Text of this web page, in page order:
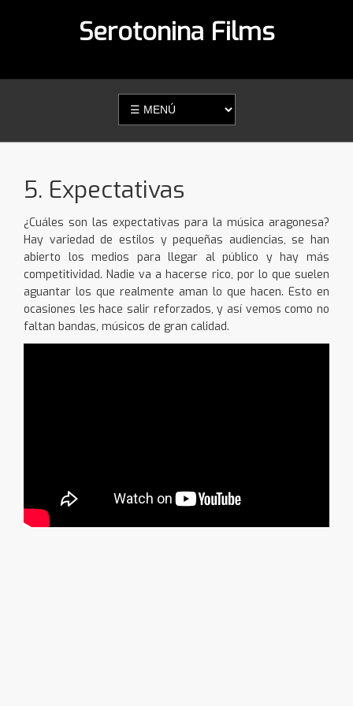
Serotonina Films
5. Expectativas
¿Cuáles son las expectativas para la música aragonesa?
Hay variedad de estilos y pequeñas audiencias, se han
abierto los medios para llegar al público y hay más
competitividad. Nadie va a hacerse rico, por lo que suelen
aguantar los que realmente aman lo que hacen. Esto en
ocasiones les hace salir reforzados, y así vemos como no
faltan bandas, músicos de gran calidad.